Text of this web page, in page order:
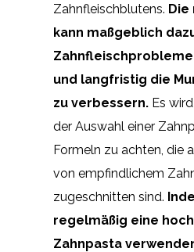
Zahnfleischblutens. Die
kann maßgeblich
und langfristig die
zu verbessern. Es
der Auswahl einer
Formeln zu achten, die
von empfindlichem
zugeschnitten sind.
regelmäßig eine
Zahnpasta